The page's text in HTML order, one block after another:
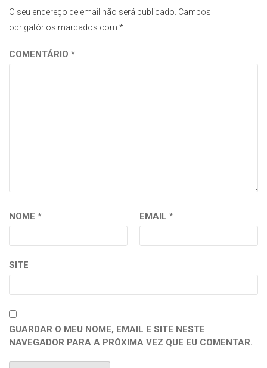
O seu endereço de email não será publicado. Campos
obrigatórios marcados com *
COMENTÁRIO *
NOME * EMAIL *
SITE
GUARDAR O MEU NOME, EMAIL E SITE NESTE
NAVEGADOR PARA A PRÓXIMA VEZ QUE EU COMENTAR.